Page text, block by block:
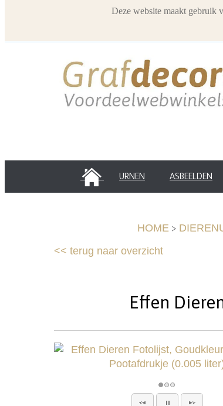
HOME URNEN ASBEELDEN
HOME >
<< terug naar overzicht
Effen
Deze website maakt gebruik